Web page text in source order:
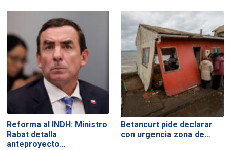
Reforma al INDH: Ministro
Rabat detalla
anteproyecto…
Betancurt pide declarar
con urgencia zona de…